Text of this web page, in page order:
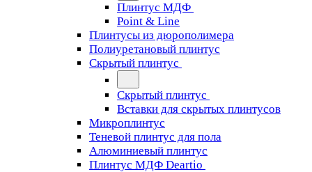
Плинтус МДФ
Point & Line
Плинтусы из дюрополимера
Полиуретановый плинтус
Скрытый плинтус
Скрытый плинтус
Вставки для скрытых плинтусов
Микроплинтус
Теневой плинтус для пола
Алюминиевый плинтус
Плинтус МДФ Deartio